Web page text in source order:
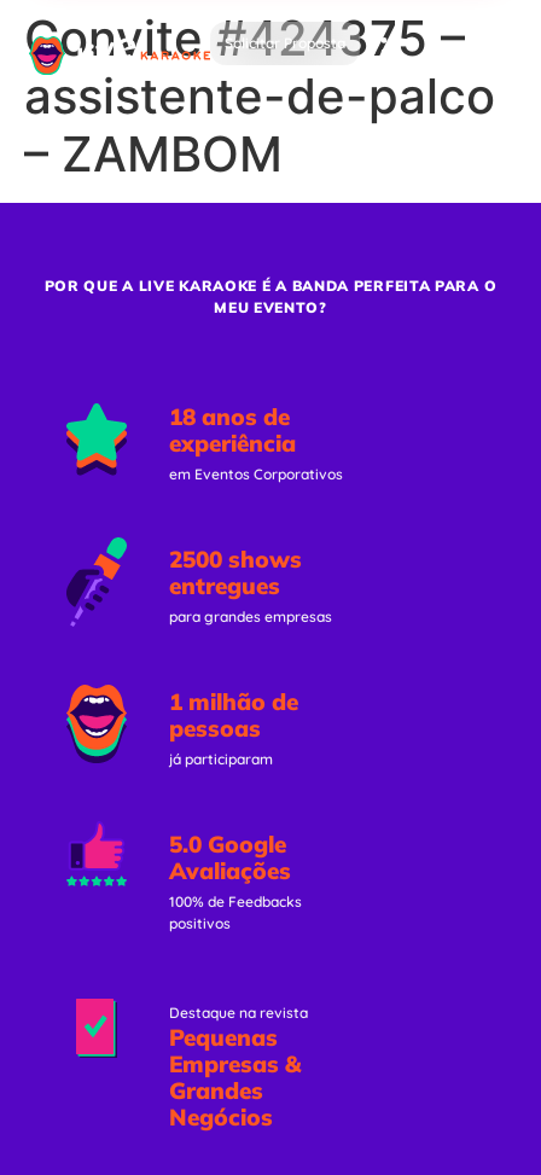
Solicitar Proposta
Convite #424375 –
assistente-de-palco
– ZAMBOM
POR QUE A LIVE KARAOKE É A BANDA PERFEITA PARA O
MEU EVENTO?
18 anos de
experiência
em Eventos Corporativos
2500 shows
entregues
para grandes empresas
1 milhão de
pessoas
já participaram
5.0 Google
Avaliações
100% de Feedbacks
positivos
Destaque na revista
Pequenas
Empresas &
Grandes
Negócios